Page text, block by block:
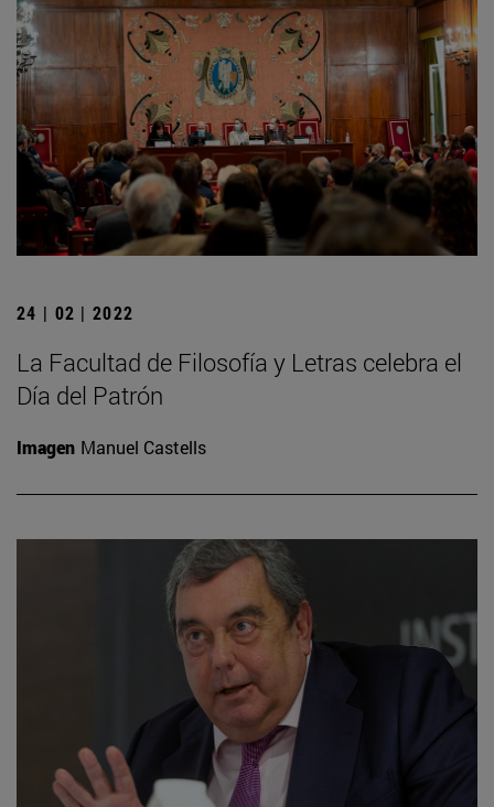
24 | 02 | 2022
La Facultad de Filosofía y Letras celebra el
Día del Patrón
Imagen Manuel Castells